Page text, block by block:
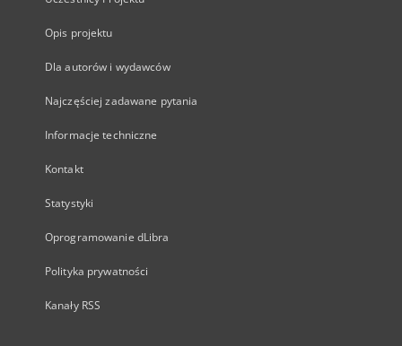
Opis projektu
Dla autorów i wydawców
Najczęściej zadawane pytania
Informacje techniczne
Kontakt
Statystyki
Oprogramowanie dLibra
Polityka prywatności
Kanały RSS